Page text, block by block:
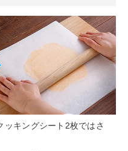
キングシート2枚ではさ